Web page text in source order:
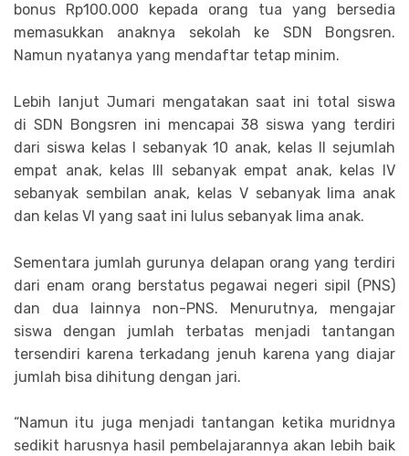
bonus Rp100.000 kepada orang tua yang bersedia
memasukkan anaknya sekolah ke SDN Bongsren.
Namun nyatanya yang mendaftar tetap minim.
Lebih lanjut Jumari mengatakan saat ini total siswa
di SDN Bongsren ini mencapai 38 siswa yang terdiri
dari siswa kelas I sebanyak 10 anak, kelas II sejumlah
empat anak, kelas III sebanyak empat anak, kelas IV
sebanyak sembilan anak, kelas V sebanyak lima anak
dan kelas VI yang saat ini lulus sebanyak lima anak.
Sementara jumlah gurunya delapan orang yang terdiri
dari enam orang berstatus pegawai negeri sipil (PNS)
dan dua lainnya non-PNS. Menurutnya, mengajar
siswa dengan jumlah terbatas menjadi tantangan
tersendiri karena terkadang jenuh karena yang diajar
jumlah bisa dihitung dengan jari.
“Namun itu juga menjadi tantangan ketika muridnya
sedikit harusnya hasil pembelajarannya akan lebih baik